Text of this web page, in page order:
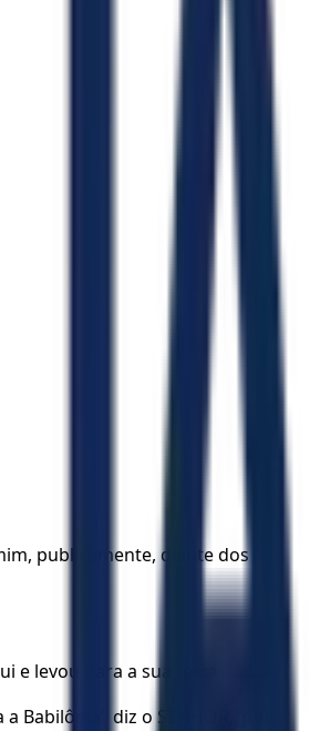
publicamente, diante dos
e levou para a sua terra.
diz o SENHOR, ‘pois